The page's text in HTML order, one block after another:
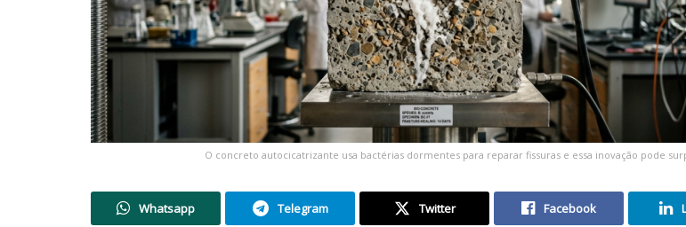
O concreto autocicatrizante usa bactérias dormentes para reparar fissuras e essa inovação pode
Whatsapp Telegram Twitter Facebook